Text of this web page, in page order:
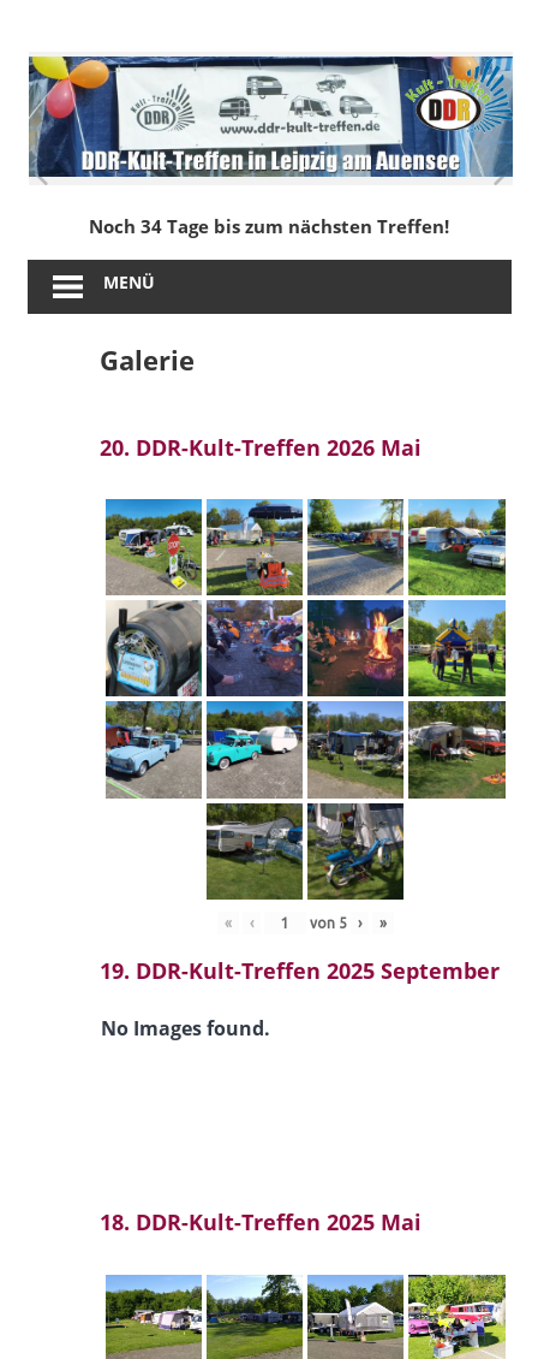
springen
DDR-
Kult-
Treffen
in
Leipzig
am
Noch 34 Tage bis zum nächsten Treffen!
MENÜ
Galerie
20. DDR-Kult-Treffen 2026 Mai
« ‹ von 5 › »
19. DDR-Kult-Treffen 2025 September
No Images found.
18. DDR-Kult-Treffen 2025 Mai